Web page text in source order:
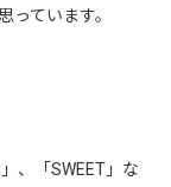
っています。
、「SWEET」な